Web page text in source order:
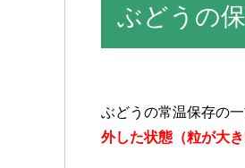
ぶどうの
ぶどうの常温保存の
外した状態（粒が大